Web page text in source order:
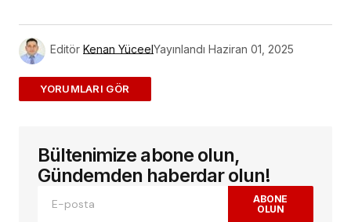
Editör Kenan YüceelYayınlandı Haziran 01, 2025
ADD A COMMENT
E-posta adresiniz yayınlanmayacak.
alanlar*ile işaretlenmişlerdir
Yorum
Bültenimize abone olun,
Gündemden haberdar olun!
ABONE
OLUN